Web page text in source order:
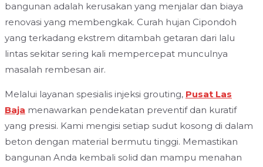
bangunan adalah kerusakan yang menjalar dan biaya
renovasi yang membengkak. Curah hujan Cipondoh
yang terkadang ekstrem ditambah getaran dari lalu
lintas sekitar sering kali mempercepat munculnya
masalah rembesan air.
Melalui layanan spesialis injeksi grouting, Pusat Las
Baja menawarkan pendekatan preventif dan kuratif
yang presisi. Kami mengisi setiap sudut kosong di dalam
beton dengan material bermutu tinggi. Memastikan
bangunan Anda kembali solid dan mampu menahan